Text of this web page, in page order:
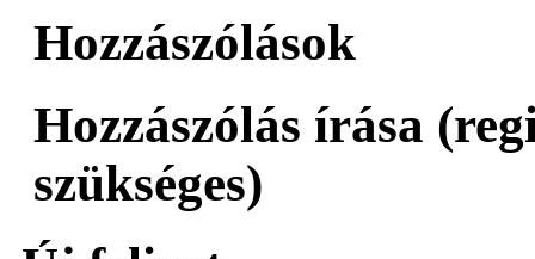
Hozzászólások
Hozzászólás írása
szükséges)